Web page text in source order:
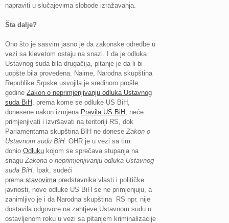
napraviti u slučajevima slobode izražavanja.
Šta dalje?
Ono što je sasvim jasno je da zakonske odredbe u
vezi sa klevetom ostaju na snazi. I da je odluka
Ustavnog suda bila drugačija, pitanje je da li bi
uopšte bila provedena. Naime, Narodna skupština
Republike Srpske usvojila je sredinom prošle
godine Zakon o neprimjenjivanju odluka Ustavnog
suda BiH
, prema kome se odluke US BiH,
donesene nakon izmjena Pravila US BiH
, neće
primjenjivati i izvršavati na teritoriji RS, dok
Parlamentarna skupština BiH ne donese Zakon o
Ustavnom sudu BiH. OHR je u vezi sa tim
donio Odluku kojom se sprečava stupanja na
snagu Zakona o neprimjenjivanju odluka Ustavnog
suda BiH. Ipak, sudeći
prema stavovima predstavnika vlasti i političke
javnosti, nove odluke US BiH se ne primjenjuju, a
zanimljivo je i da Narodna skupština RS npr. nije
dostavila odgovore na zahtjeve Ustavnom sudu u
ostavljenom roku u vezi sa pitanjem kriminalizacije